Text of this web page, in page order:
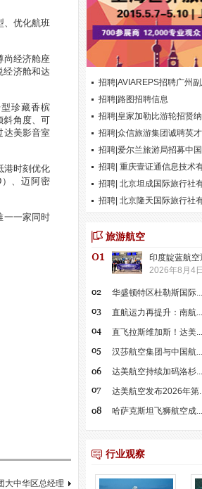
、优化航班
尚经济舱座
经济舱和达
珍藏香槟
斜角度、可
达美影音室
港时刻优化
）、迈阿密
一一家同时
大中华区总经理
招聘|AVIAREPS招聘广州
招聘|路图招聘信息
招聘|皇家加勒比游轮招贤
招聘|众信旅游集团诚聘英才
招聘|爱尔兰旅游局招募中
招聘| 重庆壹证通信息技术
招聘| 北京坦成国际旅行社
招聘| 北京隆天国际旅行社
旅游航空
印度靛蓝航空
2026年8月4
华盛顿特区杜勒斯国际...
直航运力再提升：南航...
直飞拉斯维加斯！达美...
汉莎航空集团与中国航...
达美航空持续加码洛杉...
达美航空发布2026年第
哈萨克斯坦飞狮航空成...
行业观察